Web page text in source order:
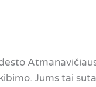
Jums tai